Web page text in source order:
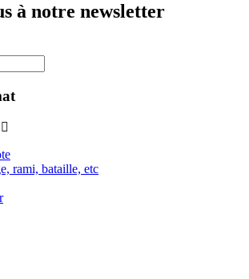
à notre newsletter
rami, bataille, etc